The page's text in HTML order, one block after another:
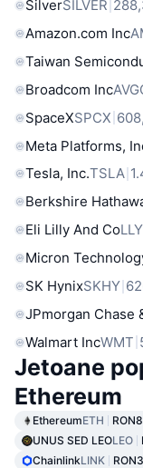
SilverSILVER
Amazon.com Inc
Taiwan
Broadcom Inc
SpaceXSPCX
Meta Platforms,
Tesla, Inc.TSLA
Berkshire
Eli Lilly And CoLLY
Micron
SK HynixSKHY
JPmorgan Chase
Walmart IncWMT
Jetoane
Ethereum
EthereumETH
UNUS SED LEOLEO
ChainlinkLINK